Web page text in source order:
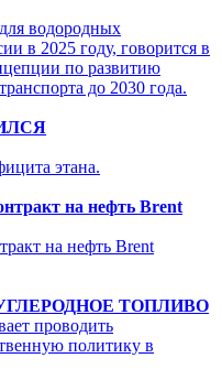
водородных
в 2025 году, говорится в
по развитию
до 2030 года.
этана.
на нефть Brent
на нефть Brent
ТОПЛИВО
проводить
политику в